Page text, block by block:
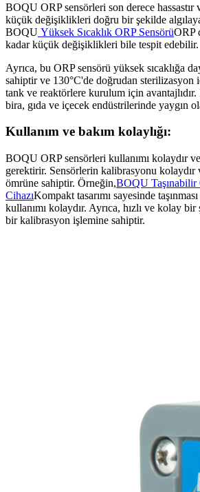
BOQU ORP sensörleri son derece hassastır
küçük değişiklikleri doğru bir şekilde
BOQU Yüksek Sıcaklık ORP SensörüORP
kadar küçük değişiklikleri bile tespit edebilir.
Ayrıca, bu ORP sensörü yüksek sıcaklığa
sahiptir ve 130°C'de doğrudan sterilizasyon
tank ve reaktörlere kurulum için
bira, gıda ve içecek endüstrilerinde yaygın
Kullanım ve bakım kolaylığı:
BOQU ORP sensörleri kullanımı kolaydır
gerektirir. Sensörlerin kalibrasyonu kolaydır
ömrüne sahiptir. Örneğin,BOQU
CihazıKompakt tasarımı sayesinde
kullanımı kolaydır. Ayrıca, hızlı ve kolay
bir kalibrasyon işlemine sahiptir.